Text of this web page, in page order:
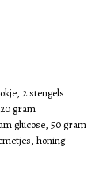
2 stengels
gram
glucose, 50 gram
honing